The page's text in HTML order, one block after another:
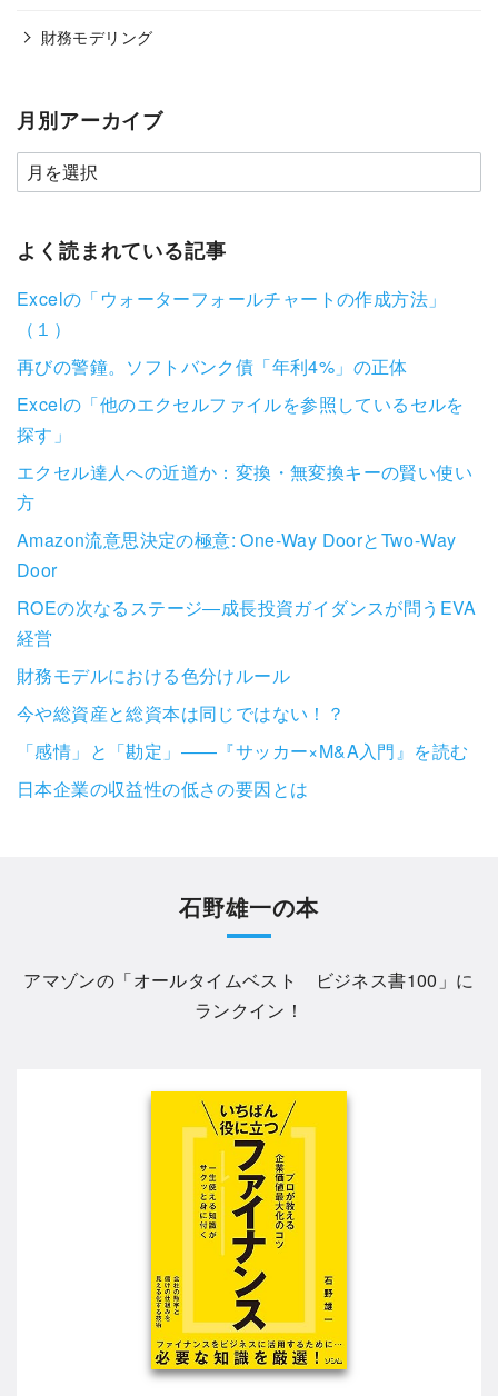
財務モデリング
月別アーカイブ
よく読まれている記事
Excelの「ウォーターフォールチャートの作成方法」
（１）
再びの警鐘。ソフトバンク債「年利4%」の正体
Excelの「他のエクセルファイルを参照しているセルを
探す」
エクセル達人への近道か：変換・無変換キーの賢い使い
方
Amazon流意思決定の極意: One-Way DoorとTwo-Way
Door
ROEの次なるステージ―成長投資ガイダンスが問うEVA
経営
財務モデルにおける色分けルール
今や総資産と総資本は同じではない！？
「感情」と「勘定」——『サッカー×M&A入門』を読む
日本企業の収益性の低さの要因とは
石野雄一の本
アマゾンの「オールタイムベスト ビジネス書100 」に
ランクイン！